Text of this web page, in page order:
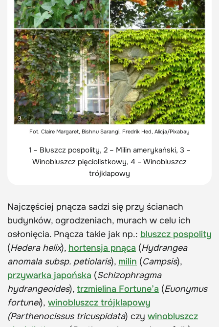
Fot. Claire Margaret, Bishnu Sarangi, Fredrik Hed, Alicja/Pixabay
1 – Bluszcz pospolity, 2 – Milin amerykański, 3 –
Winobluszcz pięciolistkowy, 4 – Winobluszcz
trójklapowy
Najczęściej pnącza sadzi się przy ścianach
budynków, ogrodzeniach, murach w celu ich
osłonięcia. Pnącza takie jak np.: bluszcz pospolity
(Hedera helix), hortensja pnąca (Hydrangea
anomala subsp. petiolaris), milin (Campsis),
przywarka japońska (Schizophragma
hydrangeoides), trzmielina Fortune’a (Euonymus
fortunei), winobluszcz trójklapowy
(Parthenocissus tricuspidata) czy winobluszcz